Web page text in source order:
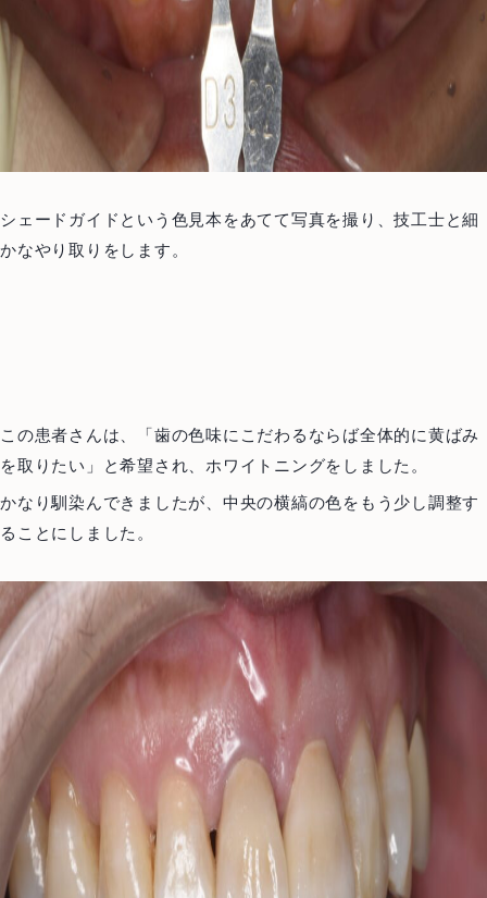
トップ
当院について About us
治療方針 Treatment Policy
Staff
お知らせ
ブログ Blog
アクセス Access
シェードガイドという色見本をあてて写真を撮り、技工士と細
かなやり取りをします。
この患者さんは、「歯の色味にこだわるならば全体的に黄ばみ
を取りたい」と希望され、ホワイトニングをしました。
かなり馴染んできましたが、中央の横縞の色をもう少し調整す
ることにしました。